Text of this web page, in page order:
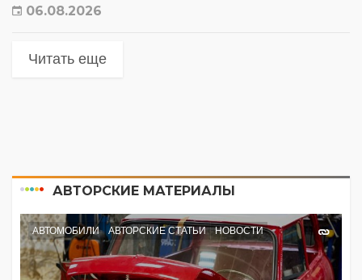
06.08.2026
Читать еще
АВТОРСКИЕ МАТЕРИАЛЫ
АВТОМОБИЛИ АВТОРСКИЕ СТАТЬИ НОВОСТИ